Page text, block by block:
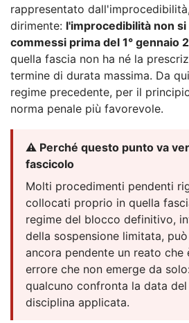
rappresentato
dirimente: l'improcedibilità non si
commessi prima del 1° gennaio
quella fascia non ha né la
termine di durata massima. Da
regime precedente, per il
norma penale più favorevole.
⚠️ Perché questo punto va
fascicolo
Molti procedimenti pendenti
collocati proprio in quella
regime del blocco definitivo,
della sospensione limitata,
ancora pendente un reato che
errore che non emerge da
qualcuno confronta la data
disciplina applicata.